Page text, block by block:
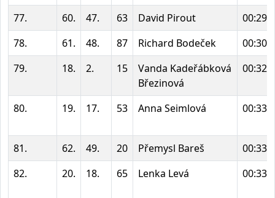
77.
60. 47. 63 David Pirout
78.
61. 48. 87 Richard Bodeček
79.
18. 2. 15
Vanda Kadeřábková
Březinová
80. 19. 17. 53 Anna Seimlová
81. 62. 49. 20 Přemysl Bareš
82.
20. 18. 65 Lenka Levá